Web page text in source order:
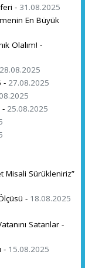
- 31.08.2025
En Büyük
Olalım! -
28.08.2025
- 27.08.2025
- 25.08.2025
Misali Sürükleniriz”
- 18.08.2025
Satanlar -
- 15.08.2025